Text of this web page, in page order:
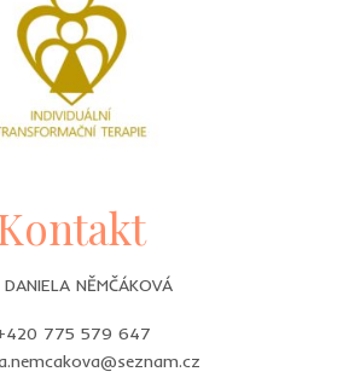
NĚMČÁKOVÁ
775 579 647